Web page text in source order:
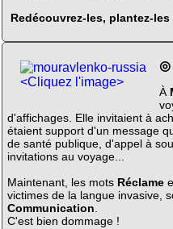
Redécouvrez-les, plantez-
<Cliquez l'image>
À
d'affichages. Elle invitaient à
étaient support d'un message
de santé publique, d'appel à
invitations au voyage...
Maintenant, les mots Réclame
victimes de la langue invasive,
Communication
C'est bien dommage !